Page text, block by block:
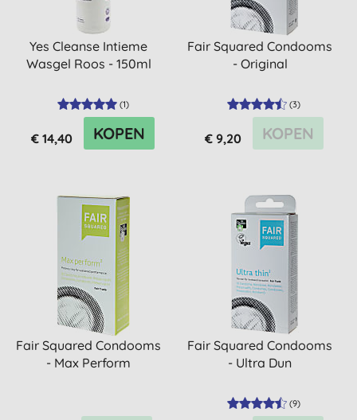
Yes Cleanse Intieme
Wasgel Roos - 150ml
(1)
€ 14,40 KOPEN
Fair Squared Condooms
- Original
(3)
€ 9,20 KOPEN
Fair Squared Condooms
- Max Perform
Fair Squared Condooms
- Ultra Dun
(9)